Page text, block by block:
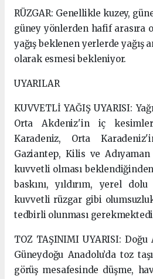
RÜZGAR: Genellikle kuzey,
güney yönlerden hafif arasıra
yağış beklenen yerlerde yağış
olarak esmesi bekleniyor.
UYARILAR
KUVVETLİ YAĞIŞ UYARISI:
Orta Akdeniz'in iç
Karadeniz, Orta
Gaziantep, Kilis ve
kuvvetli olması
baskını, yıldırım, yerel dolu
kuvvetli rüzgar gibi
tedbirli olunması
TOZ TAŞINIMI UYARISI:
Güneydoğu Anadolu’da toz
görüş mesafesinde düşme,